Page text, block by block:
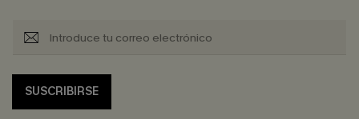
SUSCRIBIRSE